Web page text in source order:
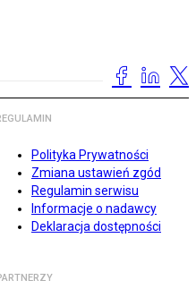
Polityka Prywatności
Zmiana ustawień zgód
Regulamin serwisu
Informacje o nadawcy
Deklaracja dostępności